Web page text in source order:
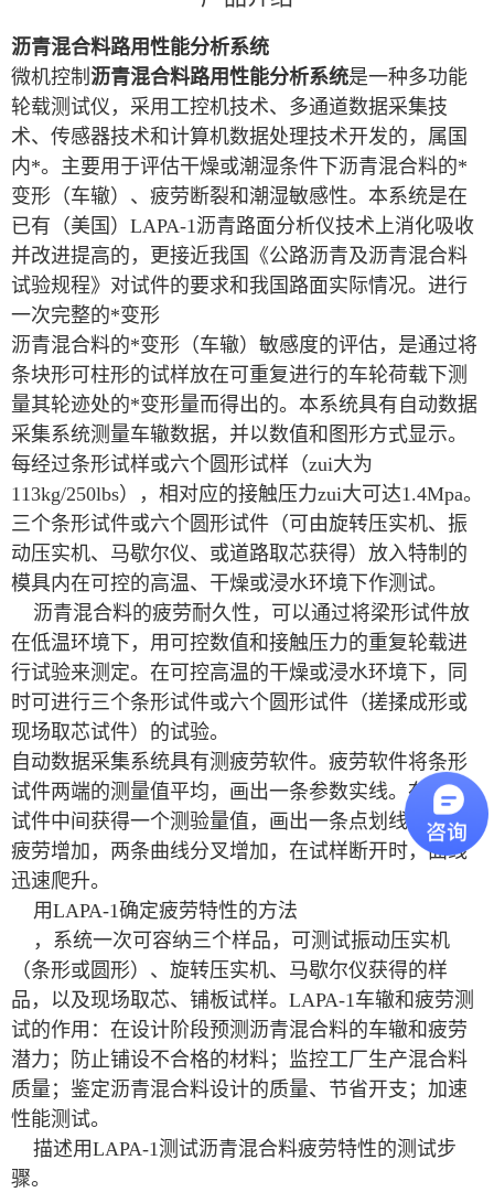
沥青混合料路用性能分析系统
微机控制 沥青混合料路用性能分析系统是一种多功能
轮载测试仪，采用工控机技术、多通道数据采集技
术、传感器技术和计算机数据处理技术开发的，属国
内*。主要用于评估干燥或潮湿条件下沥青混合料的*
变形（车辙）、疲劳断裂和潮湿敏感性。本系统是在
已有（美国）LAPA-1沥青路面分析仪技术上消化吸收
并改进提高的，更接近我国《公路沥青及沥青混合料
试验规程》对试件的要求和我国路面实际情况。进行
一次完整的*变形
沥青混合料的*变形（车辙）敏感度的评估，是通过将
条块形可柱形的试样放在可重复进行的车轮荷载下测
量其轮迹处的*变形量而得出的。本系统具有自动数据
采集系统测量车辙数据，并以数值和图形方式显示。
每经过条形试样或六个圆形试样（zui大为
113kg/250lbs），相对应的接触压力zui大可达1.4Mpa。
三个条形试件或六个圆形试件（可由旋转压实机、振
动压实机、马歇尔仪、或道路取芯获得）放入特制的
模具内在可控的高温、干燥或浸水环境下作测试。
沥青混合料的疲劳耐久性，可以通过将梁形试件放
在低温环境下，用可控数值和接触压力的重复轮载进
行试验来测定。在可控高温的干燥或浸水环境下，同
时可进行三个条形试件或六个圆形试件（搓揉成形或
现场取芯试件）的试验。
自动数据采集系统具有测疲劳软件。疲劳软件将条形
试件两端的测量值平均，画出一条参数实线。在条形
试件中间获得一个测验量值，画出一条点划线。随着
疲劳增加，两条曲线分叉增加，在试样断开时，曲线
迅速爬升。
用LAPA-1确定疲劳特性的方法
，系统一次可容纳三个样品，可测试振动压实机
（条形或圆形）、旋转压实机、马歇尔仪获得的样
品，以及现场取芯、铺板试样。LAPA-1车辙和疲劳测
试的作用：在设计阶段预测沥青混合料的车辙和疲劳
潜力；防止铺设不合格的材料；监控工厂生产混合料
质量；鉴定沥青混合料设计的质量、节省开支；加速
性能测试。
描述用LAPA-1测试沥青混合料疲劳特性的测试步
骤。